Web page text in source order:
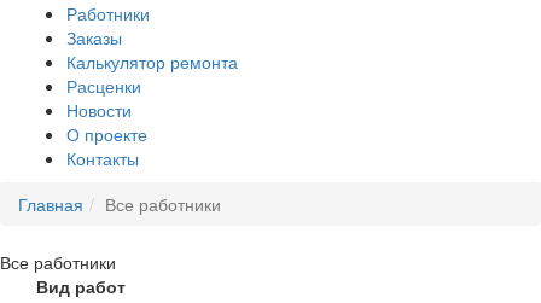
Работники
Заказы
Калькулятор ремонта
Расценки
Новости
О проекте
Контакты
Главная
Все работники
Все работники
Вид работ